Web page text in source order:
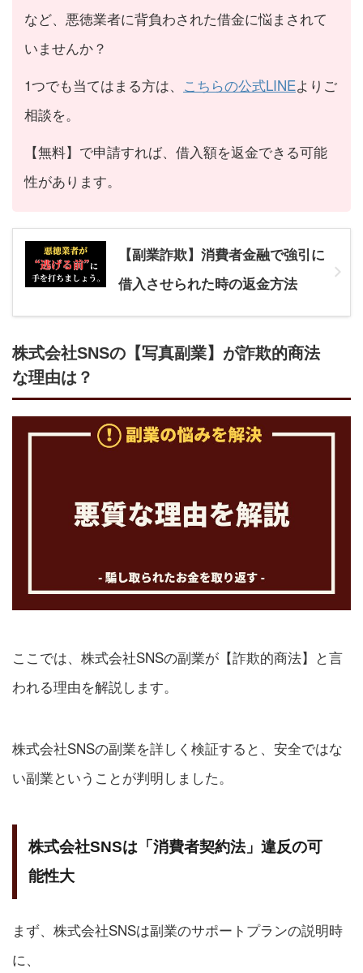
など、悪徳業者に背負わされた借金に悩まされて
いませんか？
1つでも当てはまる方は、 こちらの公式LINEよりご
相談を。
【無料】で申請すれば、借入額を返金できる可能
性があります。
【副業詐欺】消費者金融で強引に
借入させられた時の返金方法
株式会社SNSの【写真副業】が詐欺的商法
な理由は？
ここでは、株式会社SNSの副業が【詐欺的商法】と言
われる理由を解説します。
株式会社SNSの副業を詳しく検証すると、安全ではな
い副業ということが判明しました。
株式会社SNSは「消費者契約法」違反の可
能性大
まず、株式会社SNSは副業のサポートプランの説明時
に、